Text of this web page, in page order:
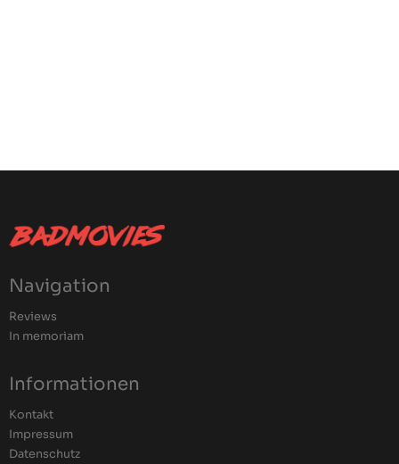
Navigation
Reviews
In memoriam
Informationen
Kontakt
Impressum
Datenschutz